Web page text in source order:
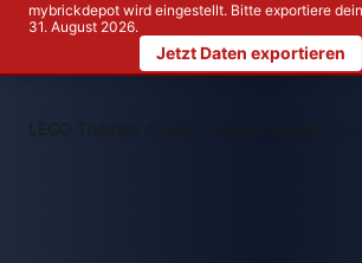
mybrickdepot wird eingestellt. Bitte exportiere
31. August 2026.
Jetzt Daten exportieren
LEGO Themen >